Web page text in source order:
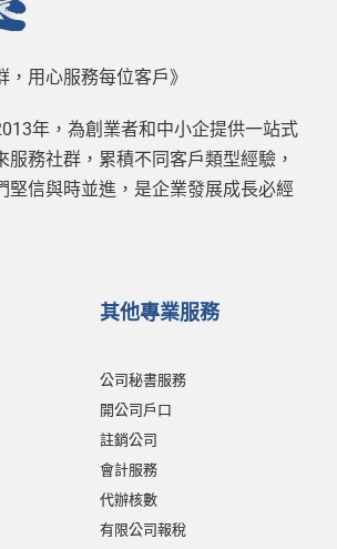
，用心服務每位客戶》
年，為創業者和中小企提供一站式
服務社群，累積不同客戶類型經驗，
堅信與時並進，是企業發展成長必經
其他專業服務
公司秘書服務
開公司戶口
註銷公司
會計服務
代辦核數
有限公司報稅